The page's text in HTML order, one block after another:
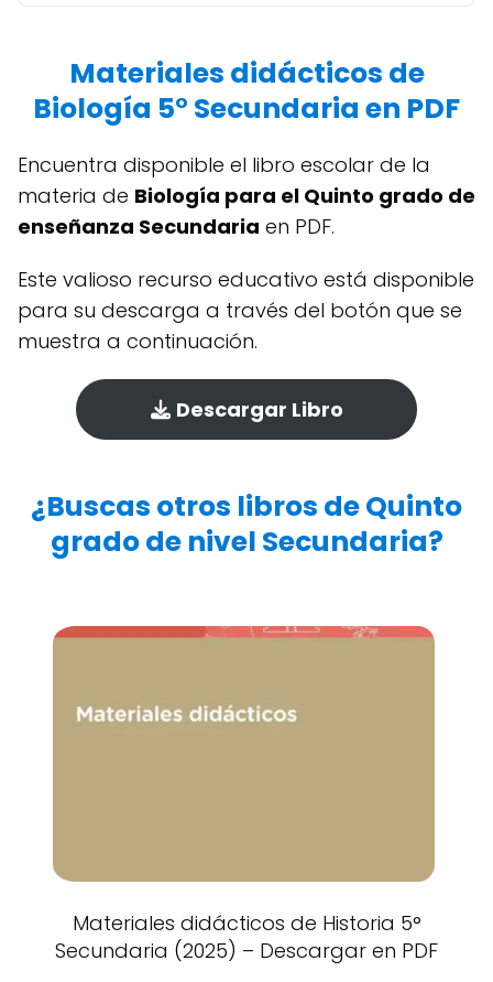
Materiales didácticos de
Biología 5° Secundaria en PDF
Encuentra disponible el libro escolar de la
materia de Biología para el Quinto grado de
enseñanza Secundaria en PDF.
Este valioso recurso educativo está disponible
para su descarga a través del botón que se
muestra a continuación.
Descargar Libro
¿Buscas otros libros de Quinto
grado de nivel Secundaria?
Materiales didácticos de Historia 5°
Secundaria (2025) – Descargar en PDF